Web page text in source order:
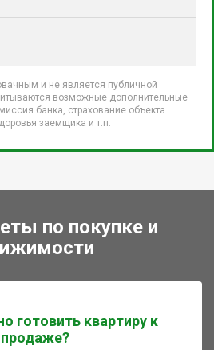
и не является публичной
возможные дополнительные
банка, страхование объекта
заемщика и т.п.
по покупке и
готовить квартиру к
продаже?